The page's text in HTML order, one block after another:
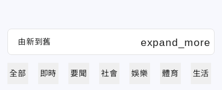
全部 即時 要聞 社會 娛樂 體育 生活